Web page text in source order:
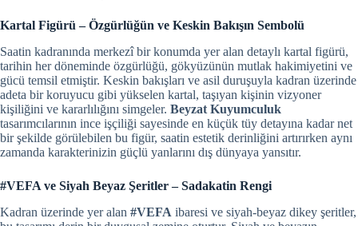
Kartal Figürü – Özgürlüğün ve Keskin Bakışın Sembolü
Saatin kadranında merkezî bir konumda yer alan detaylı kartal figürü,
tarihin her döneminde özgürlüğü, gökyüzünün mutlak hakimiyetini ve
gücü temsil etmiştir. Keskin bakışları ve asil duruşuyla kadran üzerinde
adeta bir koruyucu gibi yükselen kartal, taşıyan kişinin vizyoner
kişiliğini ve kararlılığını simgeler. Beyzat Kuyumculuk
tasarımcılarının ince işçiliği sayesinde en küçük tüy detayına kadar net
bir şekilde görülebilen bu figür, saatin estetik derinliğini artırırken aynı
zamanda karakterinizin güçlü yanlarını dış dünyaya yansıtır.
#VEFA ve Siyah Beyaz Şeritler – Sadakatin Rengi
Kadran üzerinde yer alan #VEFA ibaresi ve siyah-beyaz dikey şeritler,